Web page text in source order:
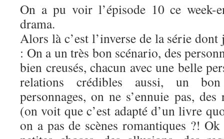
On a pu voir l’épisode 10 ce week-
drama.
Alors là c’est l’inverse de la série dont
: On a un très bon scénario, des
bien creusés, chacun avec une belle
relations crédibles aussi, un bon
personnages, on ne s’ennuie pas,
(on voit que c’est adapté d’un livre
on a pas de scènes romantiques ?!